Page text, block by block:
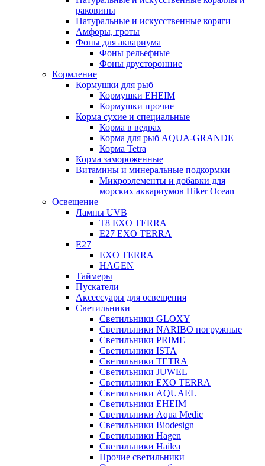
раковины
Натуральные и искусственные коряги
Амфоры, гроты
Фоны для аквариума
Фоны рельефные
Фоны двусторонние
Кормление
Кормушки для рыб
Кормушки EHEIM
Кормушки прочие
Корма сухие и специальные
Корма в ведрах
Корма для рыб AQUA-GRANDE
Корма Tetra
Корма замороженные
Витамины и минеральные подкормки
Микроэлементы и добавки для
морских аквариумов Hiker Ocean
Освещение
Лампы UVB
Т8 EXO TERRA
Е27 EXO TERRA
Е27
EXO TERRA
HAGEN
Таймеры
Пускатели
Аксессуары для освещения
Светильники
Светильники GLOXY
Светильники NARIBO погружные
Светильники PRIME
Светильники ISTA
Светильники TETRA
Светильники JUWEL
Светильники EXO TERRA
Светильники AQUAEL
Светильники EHEIM
Светильники Aqua Medic
Светильники Biodesign
Светильники Hagen
Светильники Hailea
Прочие светильники